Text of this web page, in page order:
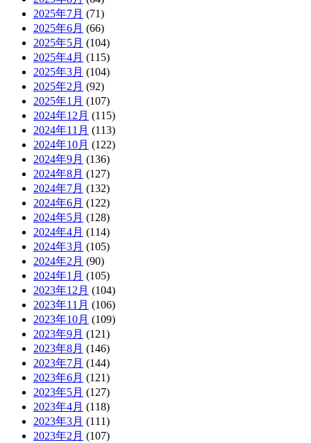
2025年7月 (71)
2025年6月 (66)
2025年5月 (104)
2025年4月 (115)
2025年3月 (104)
2025年2月 (92)
2025年1月 (107)
2024年12月 (115)
2024年11月 (113)
2024年10月 (122)
2024年9月 (136)
2024年8月 (127)
2024年7月 (132)
2024年6月 (122)
2024年5月 (128)
2024年4月 (114)
2024年3月 (105)
2024年2月 (90)
2024年1月 (105)
2023年12月 (104)
2023年11月 (106)
2023年10月 (109)
2023年9月 (121)
2023年8月 (146)
2023年7月 (144)
2023年6月 (121)
2023年5月 (127)
2023年4月 (118)
2023年3月 (111)
2023年2月 (107)